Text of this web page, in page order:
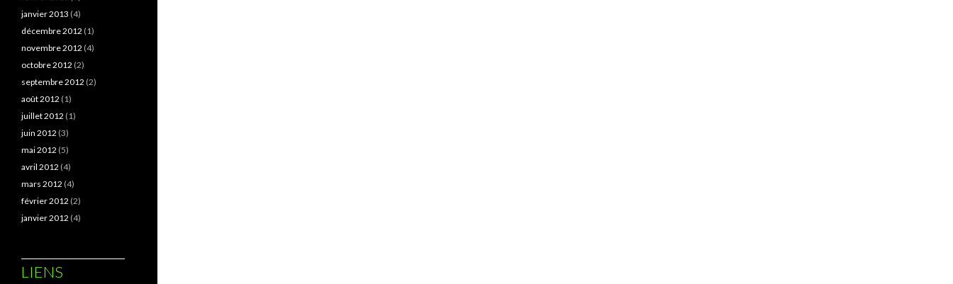
janvier 2013 (4)
décembre 2012 (1)
novembre 2012 (4)
octobre 2012 (2)
septembre 2012 (2)
août 2012 (1)
juillet 2012 (1)
juin 2012 (3)
mai 2012 (5)
avril 2012 (4)
mars 2012 (4)
février 2012 (2)
janvier 2012 (4)
LIENS